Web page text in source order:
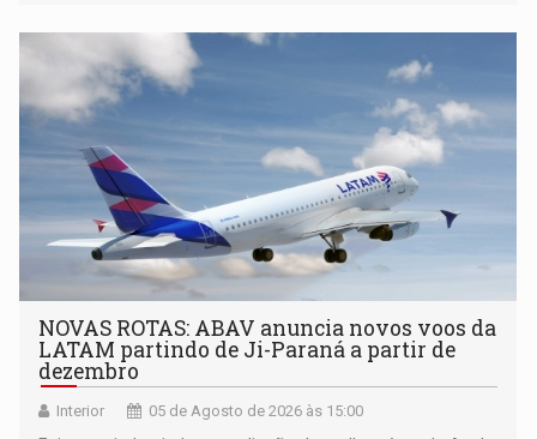
NOVAS ROTAS: ABAV anuncia novos voos da
LATAM partindo de Ji-Paraná a partir de
dezembro
Interior 05 de Agosto de 2026 às 15:00